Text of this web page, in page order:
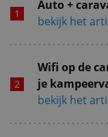
Auto +
bekijk het
Wifi op de
je
bekijk het